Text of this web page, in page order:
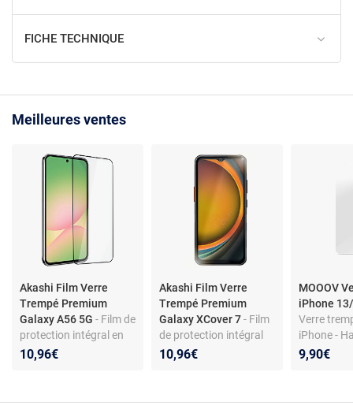
FICHE TECHNIQUE
Meilleures ventes
Akashi Film Verre
Trempé Premium
Galaxy A56 5G - Film de
protection intégral en
verre trempé pour
10,96€
Akashi Film Verre
Trempé Premium
Galaxy XCover 7- Film
de protection intégral
en verre trempé pour
10,96€
MOOOV
iPhone
Verre
iPhone -
9,90€